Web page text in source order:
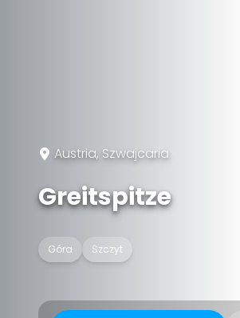
Austria, Szwajcaria
Greitspitze
Góra Szczyt